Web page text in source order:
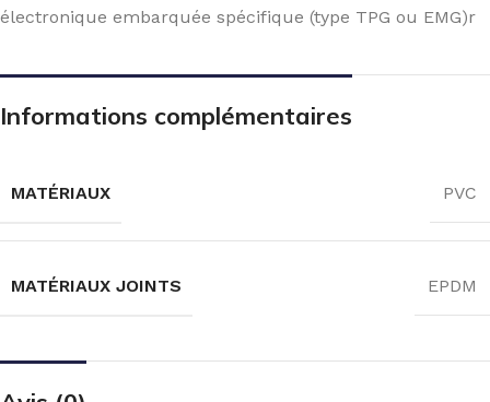
électronique embarquée spécifique (type TPG ou EMG)r
Informations complémentaires
MATÉRIAUX PVC
MATÉRIAUX JOINTS EPDM